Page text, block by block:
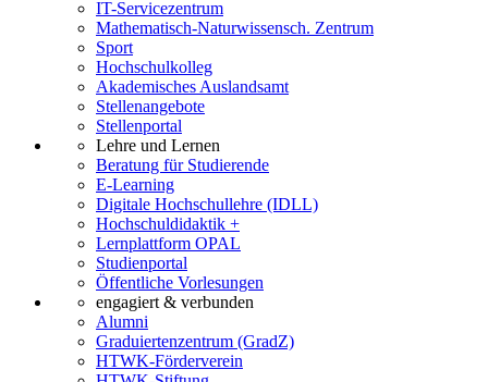
IT-Servicezentrum
Mathematisch-Naturwissensch. Zentrum
Sport
Hochschulkolleg
Akademisches Auslandsamt
Stellenangebote
Stellenportal
Lehre und Lernen
Beratung für Studierende
E-Learning
Digitale Hochschullehre (IDLL)
Hochschuldidaktik +
Lernplattform OPAL
Studienportal
Öffentliche Vorlesungen
engagiert & verbunden
Alumni
Graduiertenzentrum (GradZ)
HTWK-Förderverein